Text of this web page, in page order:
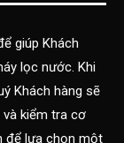
giúp Khách
lọc nước. Khi
Khách hàng sẽ
kiểm tra cơ
để lựa chọn một